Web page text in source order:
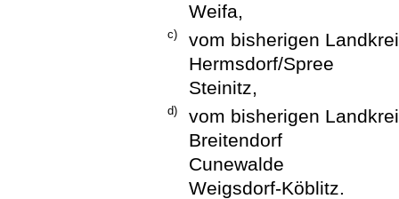
Weifa,
c)
vom bisherigen
Hermsdorf/Spree
Steinitz,
d)
vom bisherigen
Breitendorf
Cunewalde
Weigsdorf-Köblitz.